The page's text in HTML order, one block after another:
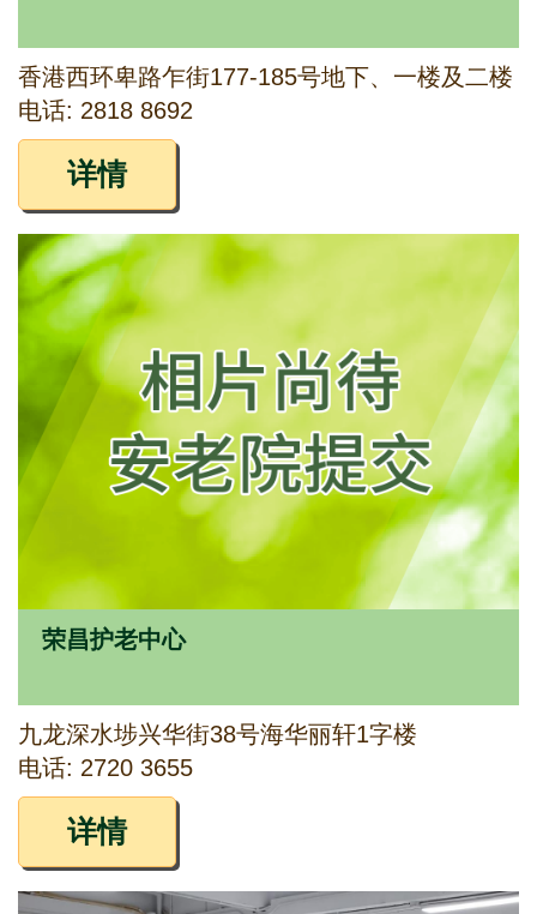
香港西环卑路乍街177-185号地下、一楼及二楼
电话: 2818 8692
详情
荣昌护老中心
九龙深水埗兴华街38号海华丽轩1字楼
电话: 2720 3655
详情